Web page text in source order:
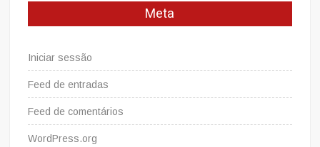
Meta
Iniciar sessão
Feed de entradas
Feed de comentários
WordPress.org